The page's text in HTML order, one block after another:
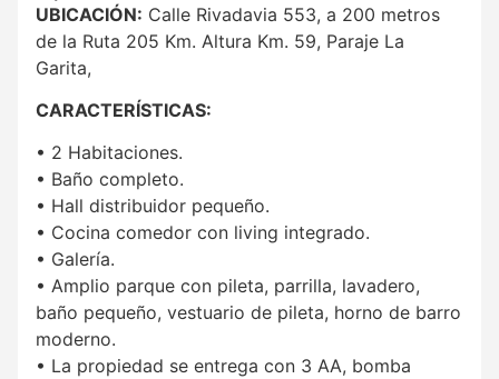
UBICACIÓN: Calle Rivadavia 553, a 200 metros
de la Ruta 205 Km. Altura Km. 59, Paraje La
Garita,
CARACTERÍSTICAS:
• 2 Habitaciones.
• Baño completo.
• Hall distribuidor pequeño.
• Cocina comedor con living integrado.
• Galería.
• Amplio parque con pileta, parrilla, lavadero,
baño pequeño, vestuario de pileta, horno de barro
moderno.
• La propiedad se entrega con 3 AA, bomba